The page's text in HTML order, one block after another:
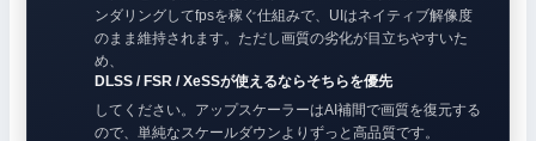
ンダリングしてfpsを稼ぐ仕組みで、UIはネイティブ解像度
のまま維持されます。ただし画質の劣化が目立ちやすいた
め、
DLSS / FSR / XeSSが使えるならそちらを優先
してください。アップスケーラーはAI補間で画質を復元する
ので、単純なスケールダウンよりずっと高品質です。